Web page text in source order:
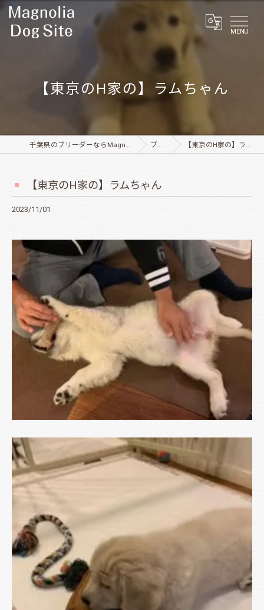
MENU
【東京のH家の】ラムちゃん
千葉県のブリーダーならMagnolia Dog Site ブログ 【東京のH家の】ラムちゃん
【東京のH家の】ラムちゃん
2023/11/01